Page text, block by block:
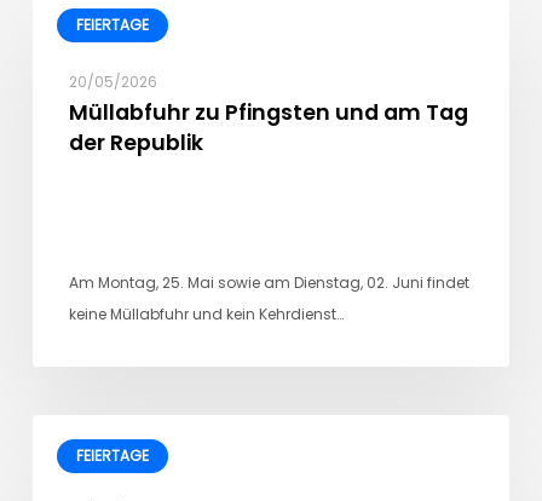
FEIERTAGE
20/05/2026
Müllabfuhr zu Pfingsten und am Tag
der Republik
Am Montag, 25. Mai sowie am Dienstag, 02. Juni findet
keine Müllabfuhr und kein Kehrdienst…
FEIERTAGE